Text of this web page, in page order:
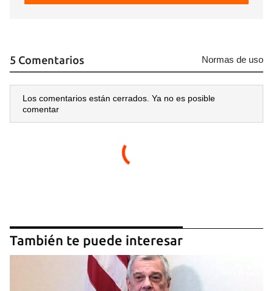
5 Comentarios Normas de uso
Los comentarios están cerrados. Ya no es posible
comentar
También te puede interesar